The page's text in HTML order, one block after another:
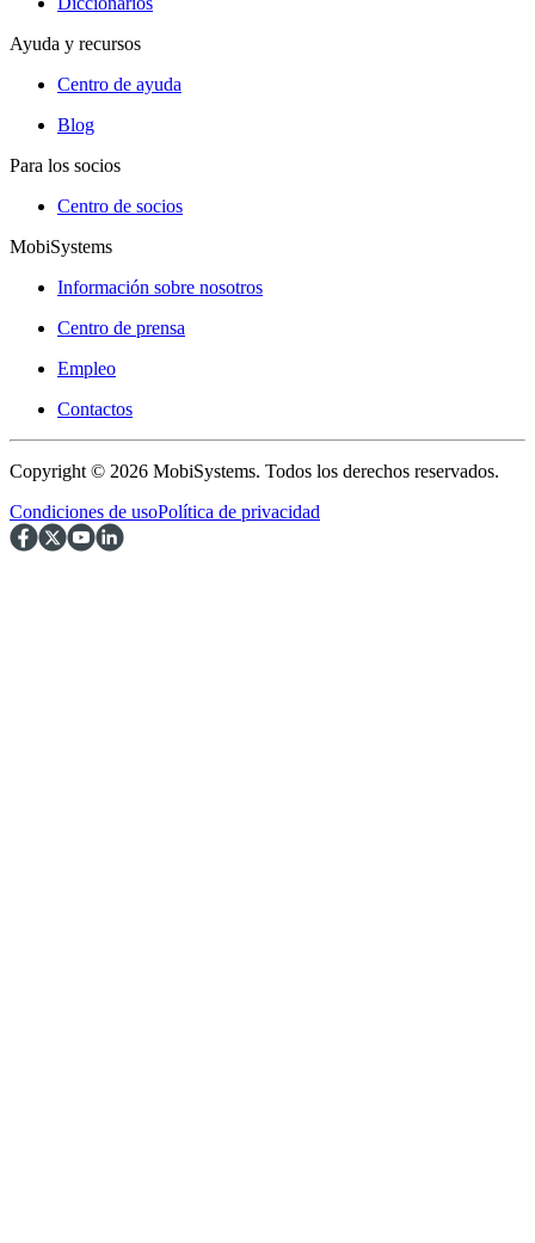
Ayuda y recursos
Centro de ayuda
Blog
Para los socios
Centro de socios
MobiSystems
Información sobre nosotros
Centro de prensa
Empleo
Contactos
Copyright © 2026 MobiSystems. Todos los derechos reservados.
Condiciones de usoPolítica de privacidad